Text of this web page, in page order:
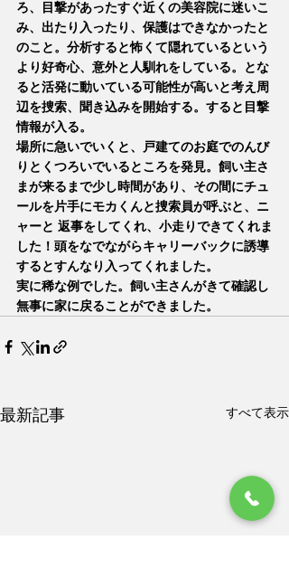
ろ、目撃があったすぐ近くの美容院に迷いこ
み、出たり入ったり、保護はできなかったと
のこと。分析すると怖くて隠れているという
より好奇心、意外と人馴れをしている。とな
ると活発に動いている可能性が高いと考え周
辺を捜索、聞き込みを開始する。すると目撃
情報が入る。
場所に急いでいくと、戸建てのお庭でのんび
りとくつろいでいるところを発見。飼い主さ
まが来るまで少し時間があり、その間にチュ
ールを片手にモカくんと捜索員が呼ぶと、ニ
ャーと 返事をしてくれ、小走りできてくれま
した！頭をなでながらキャリーバックに誘導
するとすんなり入ってくれました。
実に稀な例でした。飼い主さんがきて確認し
無事に家に戻ることができました。
最新記事 すべて表示